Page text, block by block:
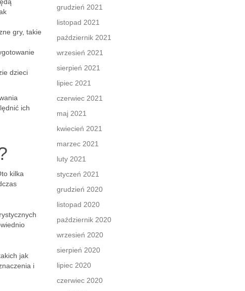
gry, takie
dzieci
ich
kilka
jak
i
grudzień 2021
listopad 2021
październik 2021
wrzesień 2021
sierpień 2021
lipiec 2021
czerwiec 2021
maj 2021
kwiecień 2021
marzec 2021
luty 2021
styczeń 2021
grudzień 2020
listopad 2020
październik 2020
wrzesień 2020
sierpień 2020
lipiec 2020
czerwiec 2020